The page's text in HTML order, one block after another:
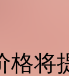
格将